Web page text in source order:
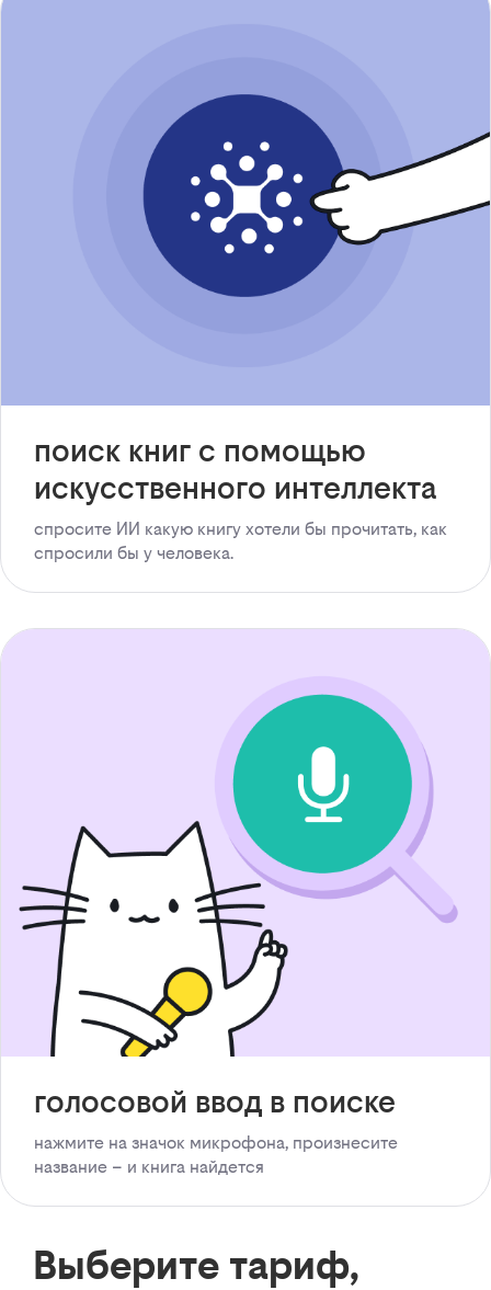
поиск книг с помощью
искусственного интеллекта
спросите ИИ какую книгу хотели бы прочитать, как
спросили бы у человека.
голосовой ввод в поиске
нажмите на значок микрофона, произнесите
название – и книга найдется
Выберите тариф,